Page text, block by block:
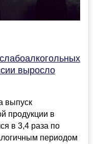
выросло
выпуск
продукции в
в 3,4 раза по
периодом